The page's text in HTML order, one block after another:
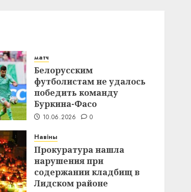
матч
Белорусским
футболистам не удалось
победить команду
Буркина-Фасо
10.06.2026 0
Навіны
Прокуратура нашла
нарушения при
содержании кладбищ в
Лидском районе